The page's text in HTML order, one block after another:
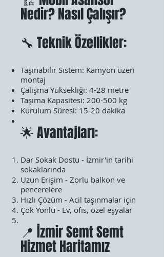
Nedir? Nasıl Çalışır?
🔧 Teknik Özellikler:
Taşınabilir Sistem: Kamyon üzeri
montaj
Çalışma Yüksekliği: 4-28 metre
Taşıma Kapasitesi: 200-500 kg
Kurulum Süresi: 15-20 dakika
🌟 Avantajları:
Dar Sokak Dostu - İzmir'in tarihi
sokaklarında
Uzun Erişim - Zorlu balkon ve
pencerelere
Hızlı Çözüm - Acil taşınmalar için
Çok Yönlü - Ev, ofis, özel eşyalar
📍 İzmir Semt Semt
Hizmet Haritamız